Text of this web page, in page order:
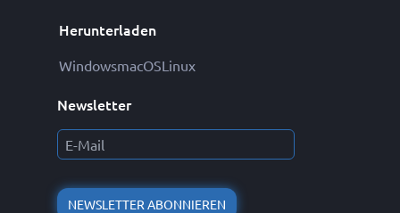
Herunterladen
WindowsmacOSLinux
Newsletter
NEWSLETTER ABONNIEREN